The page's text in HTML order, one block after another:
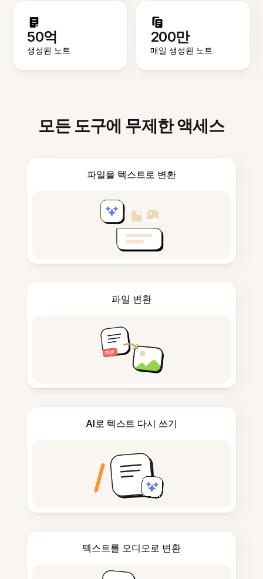
50억
생성된 노트
200만
매일 생성된 노트
모든 도구에 무제한 액세스
파일을 텍스트로 변환
파일 변환
AI로 텍스트 다시 쓰기
텍스트를 오디오로 변환